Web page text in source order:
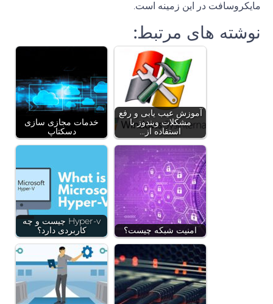
مایکروسافت در این زمینه است.
نوشته های مرتبط:
خدمات مجازی سازی
دسکتاپ
آموزش عیب یابی و رفع
مشکلات ویندوز با
استفاده از…
Hyper-v چیست و چه
کاربردی دارد؟
امنیت شبکه چیست؟